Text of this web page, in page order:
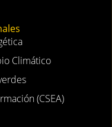
Climático
(CSEA)